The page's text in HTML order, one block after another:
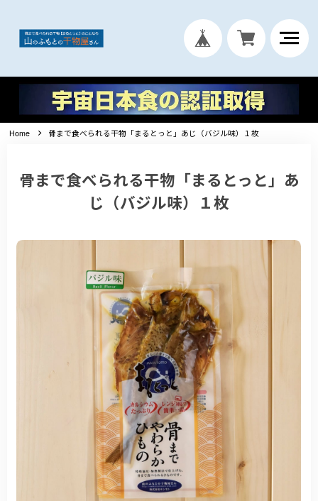
Home 骨まで食べられる干物「まるとっと」あじ（バジル味）１枚
骨まで食べられる干物「まるとっと」あ
じ（バジル味）１枚